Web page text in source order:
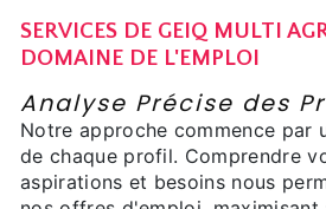
SERVICES DE GEIQ MULTI
DOMAINE DE L'EMPLOI
Analyse Précise des
Notre approche commence par
de chaque profil. Comprendre
aspirations et besoins nous